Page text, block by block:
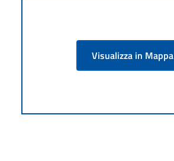
Visualizza in Mappa